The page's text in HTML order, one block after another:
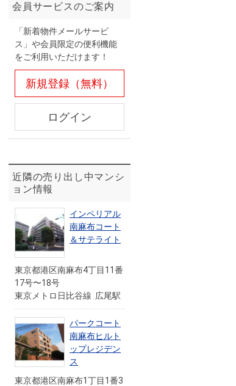
会員サービスのご案内
「新着物件メールサービ
ス」や会員限定の便利機能
をご利用いただけます！
新規登録（無料）
ログイン
近隣の売り出し中マンシ
ョン情報
インペリアル
南麻布コート
＆サテライト
東京都港区南麻布4丁目11番
17号〜18号
東京メトロ日比谷線 広尾駅
パークコート
南麻布ヒルト
ップレジデン
ス
東京都港区南麻布1丁目1番3